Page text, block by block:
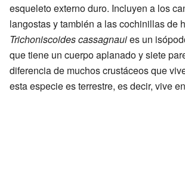
esqueleto externo duro. Incluyen a los
langostas y también a las cochinillas de
Trichoniscoides cassagnauies un
que tiene un cuerpo aplanado y siete
diferencia de muchos crustáceos que
esta especie es terrestre, es decir, vive